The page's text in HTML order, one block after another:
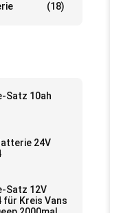
(18)
Satz 10ah
24V
Satz 12V
für Kreis Vans